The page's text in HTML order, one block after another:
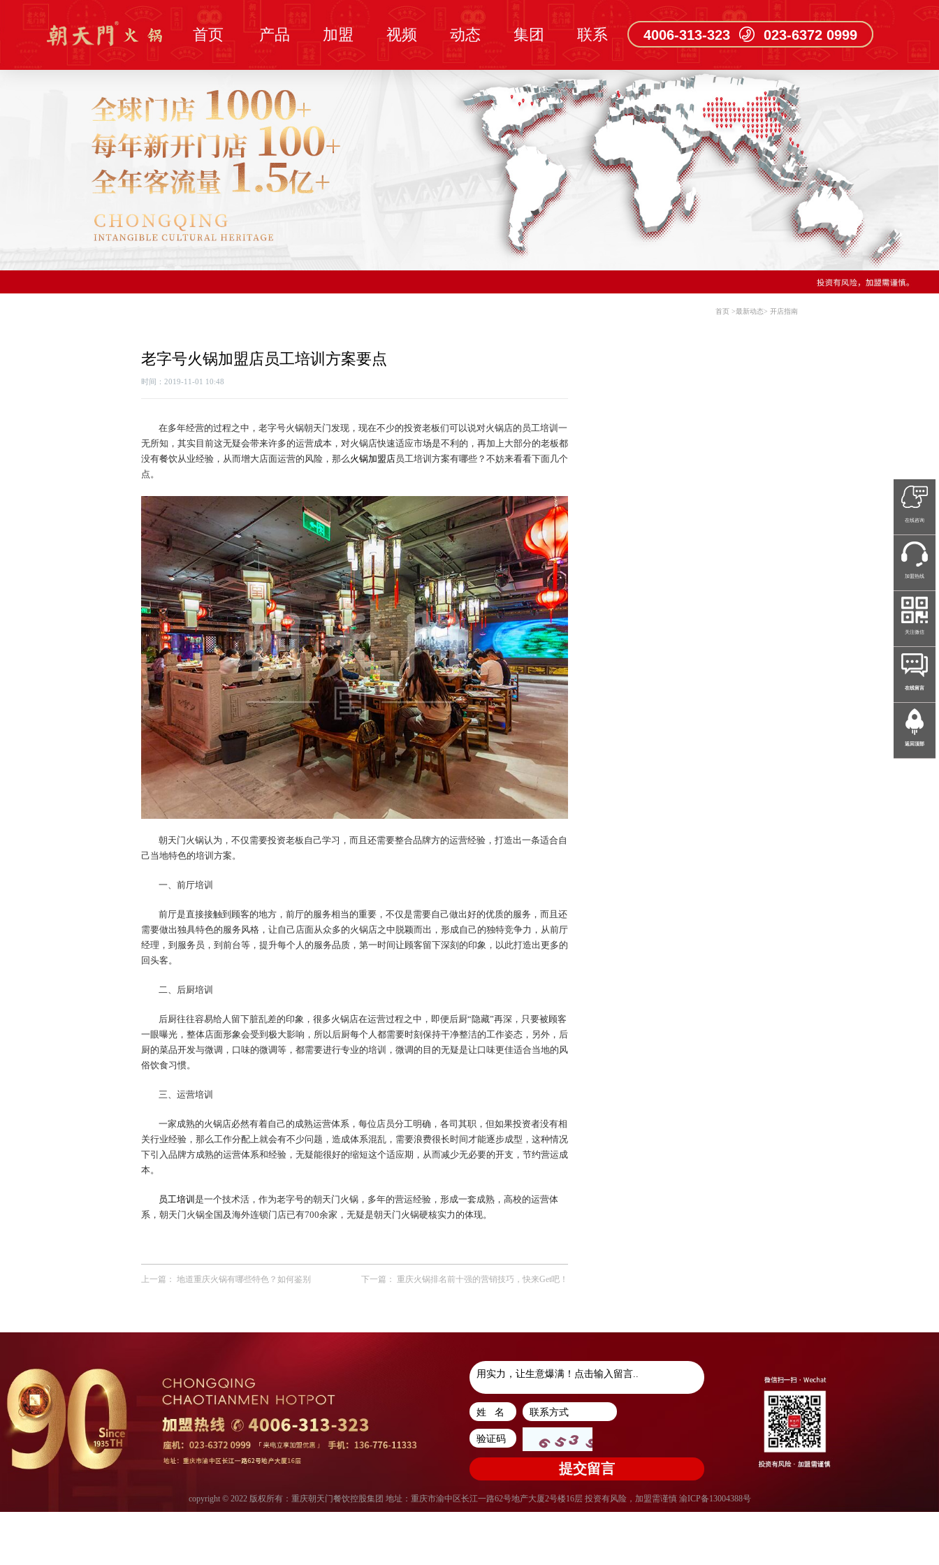
首页 产品 加盟 视频 动态 集团 联系 4006-313-323 023-6372 0999
首页>最新动态>开店指南
老字号火锅加盟店员工培训方案要点
时间：2019-11-01 10:48
在多年经营的过程之中，老字号火锅朝天门发现，现在不少的投资老板们可以说对火锅店的员工培训一
无所知，其实目前这无疑会带来许多的运营成本，对火锅店快速适应市场是不利的，再加上大部分的老板都
没有餐饮从业经验，从而增大店面运营的风险，那么火锅加盟店 员工培训方案有哪些？不妨来看看下面几个
点。
朝天门火锅认为，不仅需要投资老板自己学习，而且还需要整合品牌方的运营经验，打造出一条适合自
己当地特色的培训方案。
一、前厅培训
前厅是直接接触到顾客的地方，前厅的服务相当的重要，不仅是需要自己做出好的优质的服务，而且还
需要做出独具特色的服务风格，让自己店面从众多的火锅店之中脱颖而出，形成自己的独特竞争力，从前厅
经理，到服务员，到前台等，提升每个人的服务品质，第一时间让顾客留下深刻的印象，以此打造出更多的
回头客。
二、后厨培训
后厨往往容易给人留下脏乱差的印象，很多火锅店在运营过程之中，即便后厨“隐藏”再深，只要被顾客
一眼曝光，整体店面形象会受到极大影响，所以后厨每个人都需要时刻保持干净整洁的工作姿态，另外，后
厨的菜品开发与微调，口味的微调等，都需要进行专业的培训，微调的目的无疑是让口味更佳适合当地的风
俗饮食习惯。
三、运营培训
一家成熟的火锅店必然有着自己的成熟运营体系，每位店员分工明确，各司其职，但如果投资者没有相
关行业经验，那么工作分配上就会有不少问题，造成体系混乱，需要浪费很长时间才能逐步成型，这种情况
下引入品牌方成熟的运营体系和经验，无疑能很好的缩短这个适应期，从而减少无必要的开支，节约营运成
本。
员工培训 是一个技术活，作为老字号的朝天门火锅，多年的营运经验，形成一套成熟，高校的运营体
系，朝天门火锅全国及海外连锁门店已有700余家，无疑是朝天门火锅硬核实力的体现。
上一篇： 地道重庆火锅有哪些特色？如何鉴别 下一篇：重庆火锅排名前十强的营销技巧，快来Get吧！
copyright © 2022 版权所有：重庆朝天门餐饮控股集团 地址：重庆市渝中区长江一路62号地产大厦2号楼16层 投资有风险，加盟需谨慎 渝ICP备13004388号
在线咨询
加盟热线
关注微信
在线留言
返回顶部